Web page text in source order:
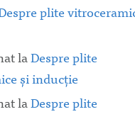
plite
laDespre plite
şi inducţie
laDespre plite